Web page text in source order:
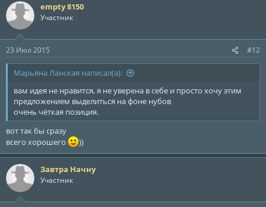
empty 8150
Участник
23 Июл 2015 #12
Марьяна Ланская написал(а):
вам идея не нравится, я не уверена в себе и просто хочу этим
предложением выделиться на фоне нубов
очень чёткая позиция.
вот так бы сразу
всего хорошего
))
Завтра Начну
Участник